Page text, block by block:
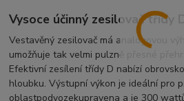
Vysoce účinný zesilovač třídy D:
Vestavěný zesilovač má analogovou
umožňuje tak velmi pulzně přesné
Efektivní zesílení třídy D nabízí
hloubku. Výstupní výkon je ideální pro
oblastpodvozekupravena a je 300